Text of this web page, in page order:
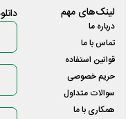
لینک‌های مهم
درباره ما
تماس با ما
قوانین استفاده
حریم خصوصی
سوالات متداول
همکاری با ما